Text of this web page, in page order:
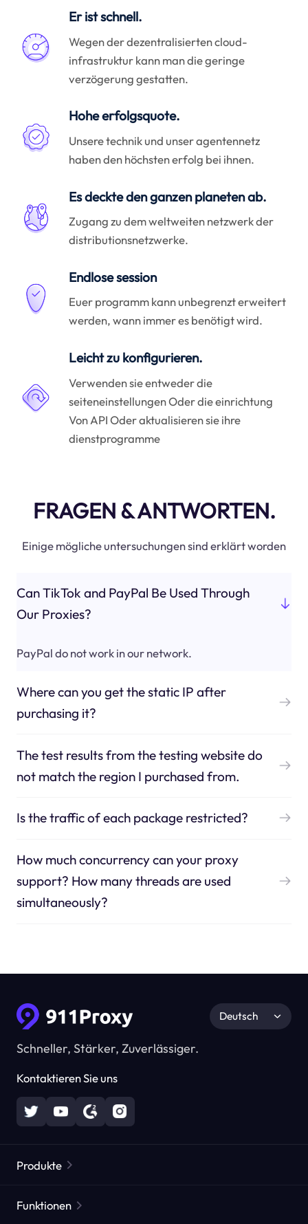
Er ist schnell.
Wegen der dezentralisierten cloud-
infrastruktur kann man die geringe
verzögerung gestatten.
Hohe erfolgsquote.
Unsere technik und unser agentennetz
haben den höchsten erfolg bei ihnen.
Es deckte den ganzen planeten ab.
Zugang zu dem weltweiten netzwerk der
distributionsnetzwerke.
Endlose session
Euer programm kann unbegrenzt erweitert
werden, wann immer es benötigt wird.
Leicht zu konfigurieren.
Verwenden sie entweder die
seiteneinstellungen Oder die einrichtung
Von API Oder aktualisieren sie ihre
dienstprogramme
FRAGEN & ANTWORTEN.
Einige mögliche untersuchungen sind erklärt worden
Can TikTok and PayPal Be Used Through
Our Proxies?
PayPal do not work in our network.
Where can you get the static IP after
purchasing it?
The test results from the testing website do
not match the region I purchased from.
Is the traffic of each package restricted?
How much concurrency can your proxy
support? How many threads are used
simultaneously?
Schneller, Stärker, Zuverlässiger.
Kontaktieren Sie uns
Deutsch
Produkte
Funktionen